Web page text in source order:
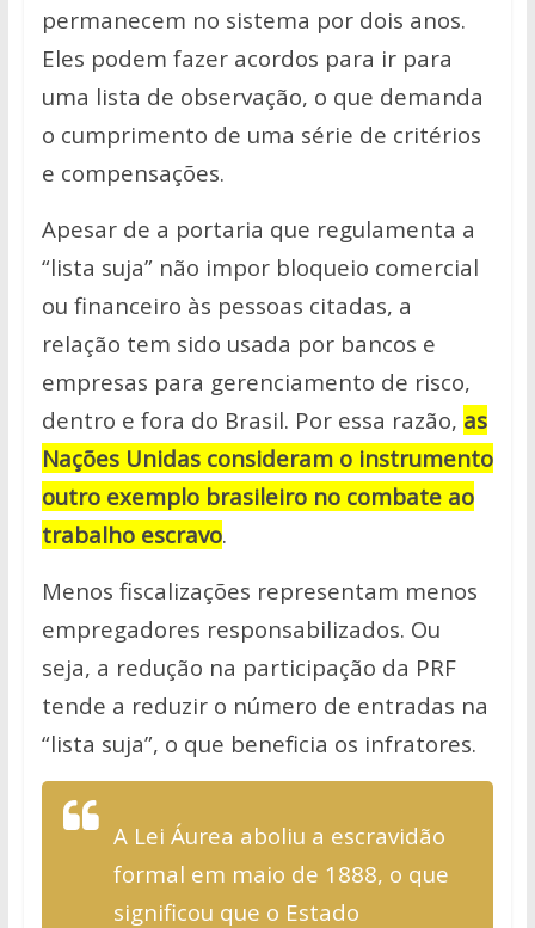
permanecem no sistema por dois anos.
Eles podem fazer acordos para ir para
uma lista de observação, o que demanda
o cumprimento de uma série de critérios
e compensações.
Apesar de a portaria que regulamenta a
“lista suja” não impor bloqueio comercial
ou financeiro às pessoas citadas, a
relação tem sido usada por bancos e
empresas para gerenciamento de risco,
dentro e fora do Brasil. Por essa razão, as
Nações Unidas consideram o instrumento
outro exemplo brasileiro no combate ao
trabalho escravo.
Menos fiscalizações representam menos
empregadores responsabilizados. Ou
seja, a redução na participação da PRF
tende a reduzir o número de entradas na
“lista suja”, o que beneficia os infratores.
A Lei Áurea aboliu a escravidão
formal em maio de 1888, o que
significou que o Estado